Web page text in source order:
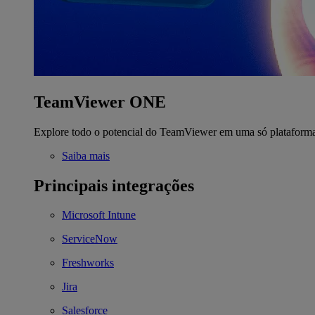
TeamViewer ONE
Explore todo o potencial do TeamViewer em uma só
Saiba mais
Principais integrações
Microsoft Intune
ServiceNow
Freshworks
Jira
Salesforce